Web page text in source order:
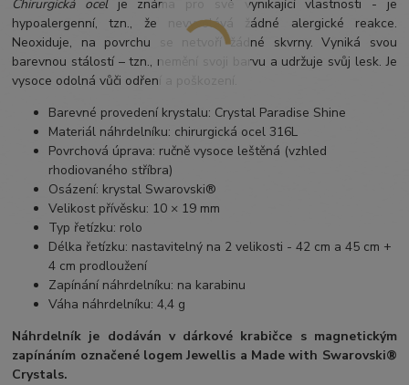
Chirurgická ocelje známa pro své vynikající vlastnosti - je
hypoalergenní, tzn., že nevyvolává žádné alergické reakce.
Neoxiduje, na povrchu se netvoří žádné skvrny. Vyniká svou
barevnou stálostí – tzn., nemění svoji barvu a udržuje svůj lesk. Je
vysoce odolná vůči odření a poškození.
Barevné provedení krystalu: Crystal Paradise Shine
Materiál náhrdelníku: chirurgická ocel 316L
Povrchová úprava: ručně vysoce leštěná (vzhled
rhodiovaného stříbra)
Osázení: krystal Swarovski®
Velikost přívěsku: 10 × 19 mm
Typ řetízku: rolo
Délka řetízku: nastavitelný na 2 velikosti - 42 cm a 45 cm +
4 cm prodloužení
Zapínání náhrdelníku: na karabinu
Váha náhrdelníku: 4,4 g
Náhrdelník je dodáván v dárkové krabičce s magnetickým
zapínáním označené logem Jewellis a Made with Swarovski®
Crystals.